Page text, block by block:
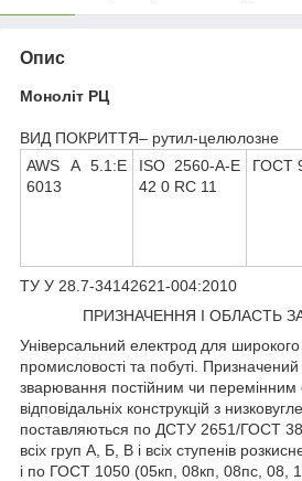
Опис
Моноліт РЦ
ВИД ПОКРИТТЯ– рутил-целюлозне
AWS A 5.1:E
6013
ISO 2560-A-E
42 0 RС 11
ГОСТ
ТУ У 28.7-34142621-004:2010
ПРИЗНАЧЕННЯ І ОБЛАСТЬ
Універсальний електрод для
промисловості та побуті.
зварювання постійним чи перемінним
відповідальніх конструкцій з
поставляються по ДСТУ 2651/ГОСТ
всіх груп А, Б, В і всіх ступенів
і по ГОСТ 1050 (05кп, 08кп, 08пс, 08,